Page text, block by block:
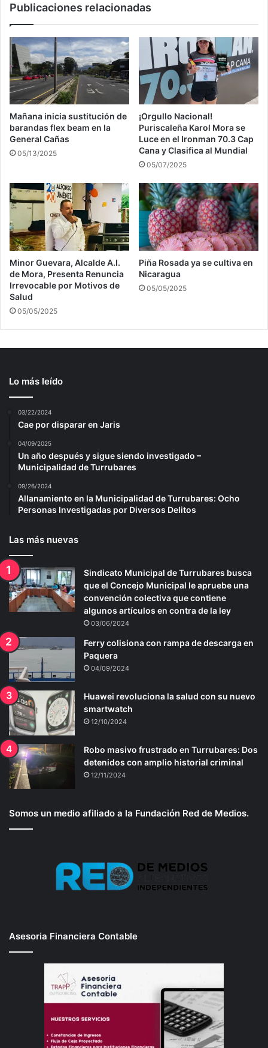
Publicaciones relacionadas
Mañana inicia sustitución de
barandas flex beam en la
General Cañas
05/13/2025
¡Orgullo Nacional!
Puriscaleña Karol Mora se
Luce en el Ironman 70.3 Cap
Cana y Clasifica al Mundial
05/07/2025
Minor Guevara, Alcalde A.I.
de Mora, Presenta Renuncia
Irrevocable por Motivos de
Salud
05/05/2025
Piña Rosada ya se cultiva en
Nicaragua
05/05/2025
Lo más leído
03/22/2024
Cae por disparar en Jaris
04/09/2025
Un año después y sigue siendo investigado –
Municipalidad de Turrubares
09/26/2024
Allanamiento en la Municipalidad de Turrubares: Ocho
Personas Investigadas por Diversos Delitos
Las más nuevas
Sindicato Municipal de Turrubares busca
que el Concejo Municipal le apruebe una
convención colectiva que contiene
algunos artículos en contra de la ley
03/06/2024
Ferry colisiona con rampa de descarga en
Paquera
04/09/2024
Huawei revoluciona la salud con su nuevo
smartwatch
12/10/2024
Robo masivo frustrado en Turrubares: Dos
detenidos con amplio historial criminal
12/11/2024
Somos un medio afiliado a la Fundación Red de Medios.
Asesoria Financiera Contable